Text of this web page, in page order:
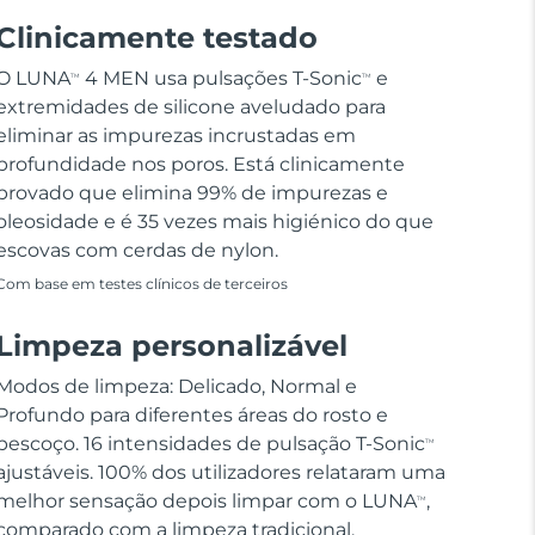
testado
LUNATM 4 MEN usa pulsações T-SonicTM
e
de silicone aveludado para
as impurezas incrustadas em
nos poros. Está clinicamente
que elimina 99% de impurezas e
e é 35 vezes mais higiénico do que
com cerdas de nylon.
base em testes clínicos de terceiros
personalizável
de limpeza: Delicado, Normal e
para diferentes áreas do rosto e
16 intensidades de pulsação T-SonicTM
100% dos utilizadores relataram uma
sensação depois limpar com o LUNATM ,
com a limpeza tradicional.